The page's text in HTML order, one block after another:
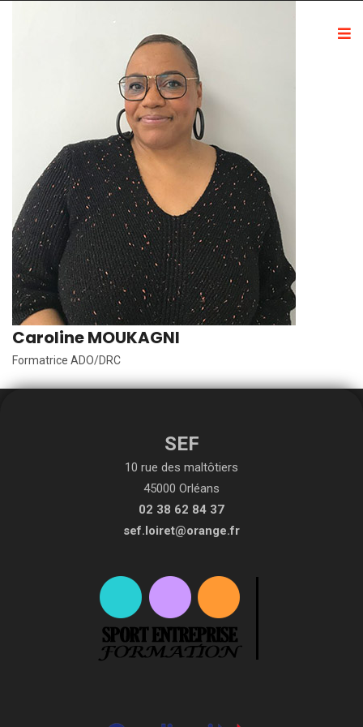
Caroline MOUKAGNI
Formatrice ADO/DRC
SEF
10 rue des maltôtiers
45000 Orléans
02 38 62 84 37
sef.loiret@orange.fr